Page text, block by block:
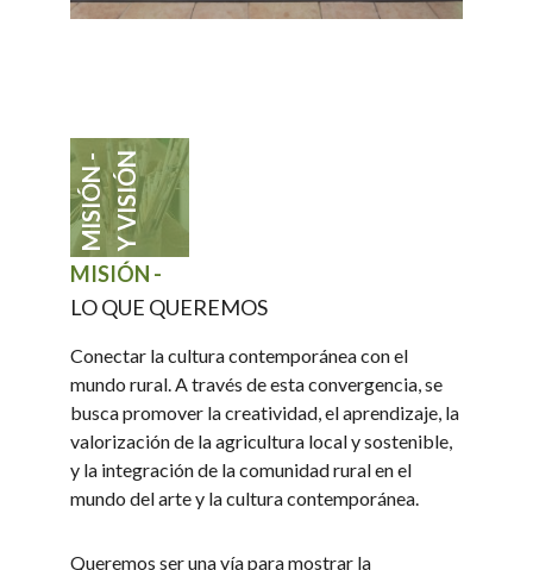
MISIÓN -Y VISIÓN
MISIÓN -
LO QUE QUEREMOS
Conectar la cultura contemporánea con el
mundo rural. A través de esta convergencia, se
busca promover la creatividad, el aprendizaje, la
valorización de la agricultura local y sostenible,
y la integración de la comunidad rural en el
mundo del arte y la cultura contemporánea.
Queremos ser una vía para mostrar la